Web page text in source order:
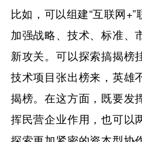
比如，可以组建“互联网
加强战略、技术、标准、
新攻关。可以探索搞揭榜
技术项目张出榜来，英雄
揭榜。在这方面，既要发
挥民营企业作用，也可以